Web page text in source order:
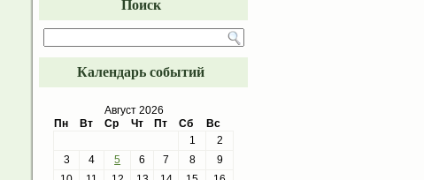
Поиск
Календарь событий
Август 2026
Пн
Вт Ср Чт Пт Сб
Вс
1
2
3
4 5 6 7 8
9